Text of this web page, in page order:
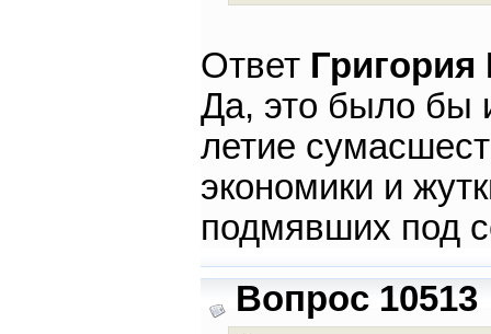
Ответ
Да, это было бы
летие
экономики и
подмявших под
Вопрос 10513